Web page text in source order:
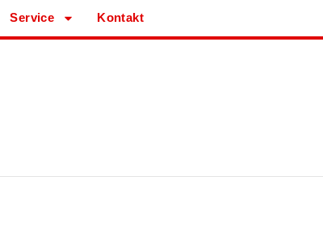
Service Kontakt